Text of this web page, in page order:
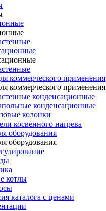
коммерческого применения
коммерческого применения
конденсационные
конденсационные
колонки
косвенного нагрева
оборудования
оборудования
котлы
каталога с ценами